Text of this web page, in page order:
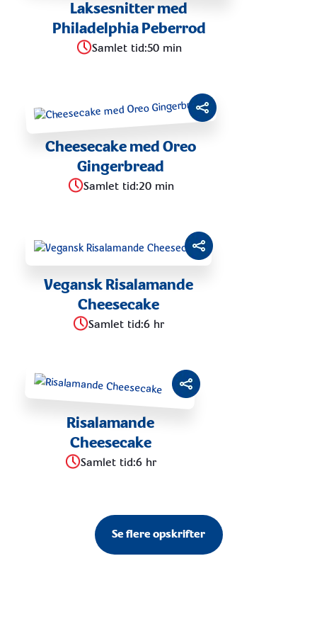
Laksesnitter med
Philadelphia Peberrod
Samlet tid:50 min
Cheesecake med Oreo
Gingerbread
Samlet tid:20 min
Vegansk Risalamande
Cheesecake
Samlet tid:6 hr
Risalamande
Cheesecake
Samlet tid:6 hr
Se flere opskrifter